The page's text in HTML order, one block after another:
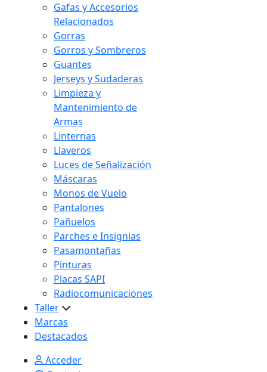
Gafas y Accesorios
Relacionados
Gorras
Gorros y Sombreros
Guantes
Jerseys y Sudaderas
Limpieza y
Mantenimiento de
Armas
Linternas
Llaveros
Luces de Señalización
Máscaras
Monos de Vuelo
Pantalones
Pañuelos
Parches e Insignias
Pasamontañas
Pinturas
Placas SAPI
Radiocomunicaciones
Taller
Marcas
Destacados
Acceder